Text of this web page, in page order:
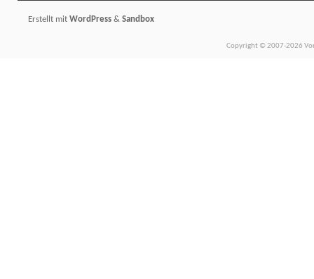
Erstellt mit WordPress & Sandbox
Copyright © 2007-2026